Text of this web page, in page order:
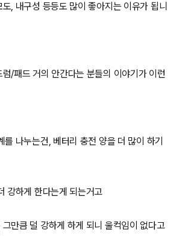
, 내구성 등등도 많이 좋아지는 이유가 됩니
/패드 거의 안간다는 분들의 이야기가 이런
를 나누는건, 베터리 충전 양을 더 많이 하기
강하게 한다는게 되는거고
만큼 덜 강하게 하게 되니 울컥임이 없다고